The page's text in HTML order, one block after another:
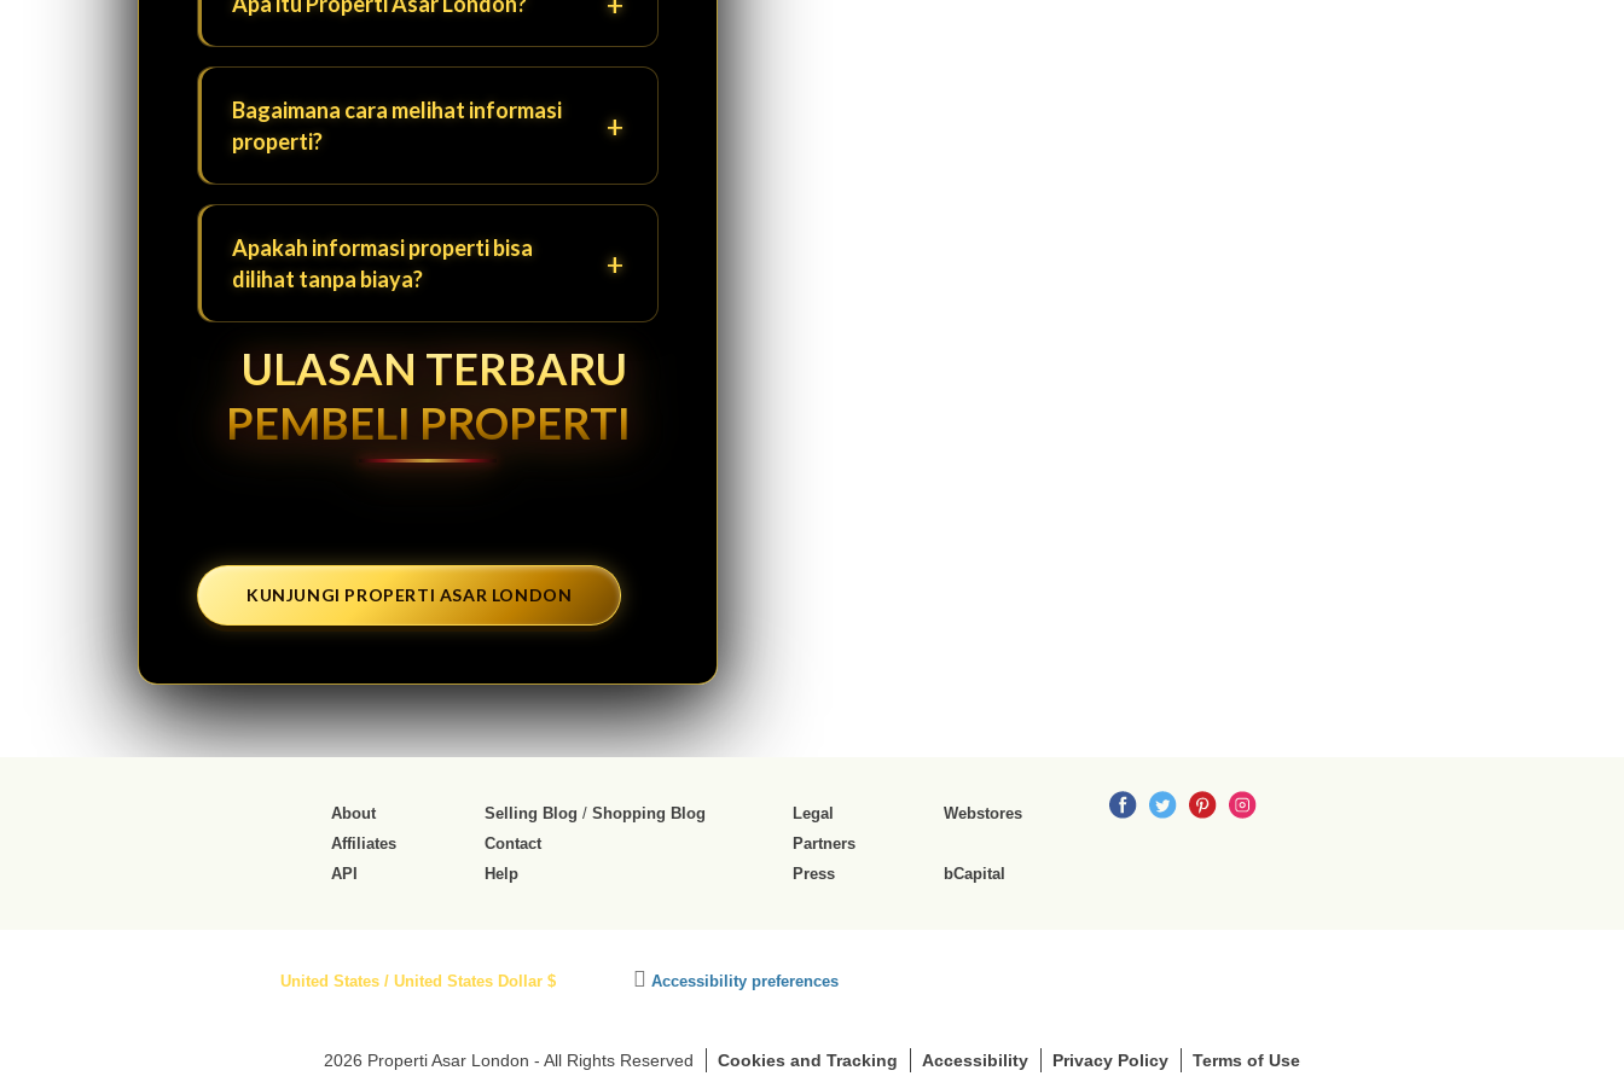
Bagaimana cara melihat informasi
properti?
Apakah informasi properti bisa
dilihat tanpa biaya?
ULASAN TERBARU
PEMBELI PROPERTI
KUNJUNGI PROPERTI ASAR LONDON
About
Affiliates
API
Selling Blog / Shopping Blog
Contact
Help
Legal
Partners
Press
Webstores
bCapital
United States / United States Dollar $ Accessibility preferences
e
2026 Properti Asar London - All Rights Reserved Cookies and Tracking Accessibility Privacy Policy Terms of Use